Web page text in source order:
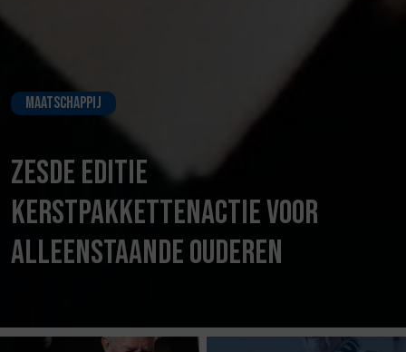
Maatschappij
Zesde editie
kerstpakkettenactie voor
alleenstaande ouderen